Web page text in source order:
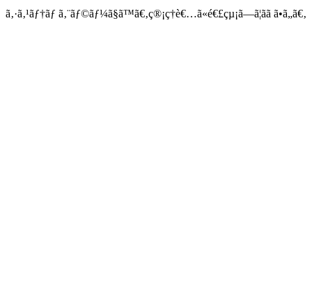
ã‚·ã‚¹ãƒ†ãƒ ã‚¨ãƒ©ãƒ¼ã§ã™ã€‚ç®¡ç†è€…ã«é€£çµ¡ã—ã¦ãã ã•ã„ã€‚